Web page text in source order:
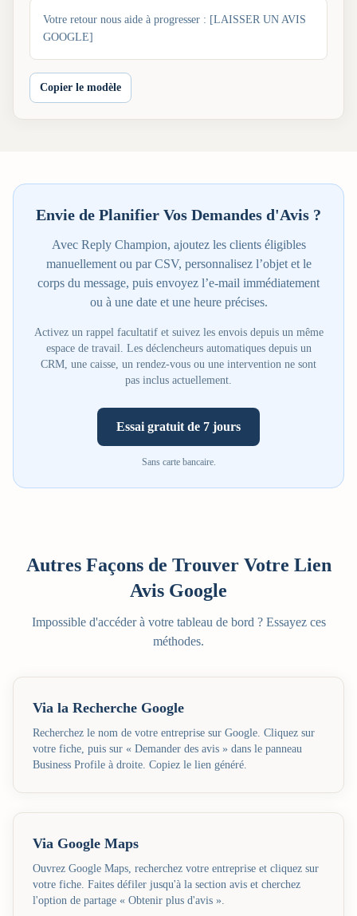
Votre retour nous aide à progresser : [LAISSER UN AVIS
GOOGLE]
Copier le modèle
Envie de Planifier Vos Demandes d'Avis ?
Avec Reply Champion, ajoutez les clients éligibles
manuellement ou par CSV, personnalisez l’objet et le
corps du message, puis envoyez l’e-mail immédiatement
ou à une date et une heure précises.
Activez un rappel facultatif et suivez les envois depuis un même
espace de travail. Les déclencheurs automatiques depuis un
CRM, une caisse, un rendez-vous ou une intervention ne sont
pas inclus actuellement.
Essai gratuit de 7 jours
Sans carte bancaire.
Autres Façons de Trouver Votre Lien
Avis Google
Impossible d'accéder à votre tableau de bord ? Essayez ces
méthodes.
Via la Recherche Google
Recherchez le nom de votre entreprise sur Google. Cliquez sur
votre fiche, puis sur « Demander des avis » dans le panneau
Business Profile à droite. Copiez le lien généré.
Via Google Maps
Ouvrez Google Maps, recherchez votre entreprise et cliquez sur
votre fiche. Faites défiler jusqu'à la section avis et cherchez
l'option de partage « Obtenir plus d'avis ».